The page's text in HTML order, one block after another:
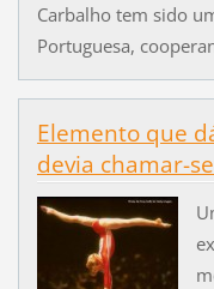
Carbalho tem sido
Portuguesa,
Elemento que
devia chamar-